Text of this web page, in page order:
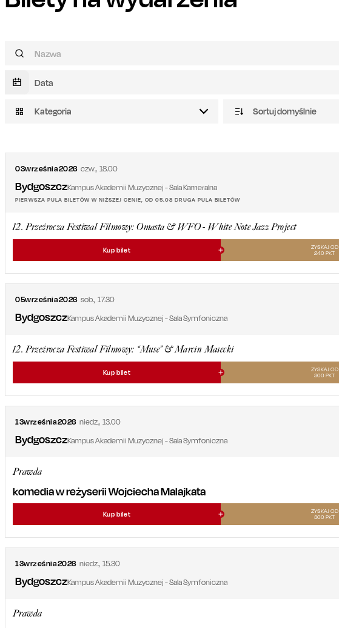
Kategoria Sortuj domyślnie
03września2026 czw., 18.00
BydgoszczKampus Akademii Muzycznej - Sala Kameralna
PIERWSZA PULA BILETÓW W NIŻSZEJ CENIE, OD 05.08 DRUGA PULA BILETÓW
12. Przeźrocza Festiwal Filmowy: Omasta & WFO - White Note Jazz Project
Kup bilet
ZYSKAJ OD
240 PKT
05września2026 sob., 17.30
BydgoszczKampus Akademii Muzycznej - Sala Symfoniczna
12. Przeźrocza Festiwal Filmowy: “Muse” & Marcin Masecki
Kup bilet
ZYSKAJ OD
300 PKT
13września2026 niedz., 13.00
BydgoszczKampus Akademii Muzycznej - Sala Symfoniczna
Prawda
komedia w reżyserii Wojciecha Malajkata
Kup bilet
ZYSKAJ OD
300 PKT
13września2026 niedz., 15.30
BydgoszczKampus Akademii Muzycznej - Sala Symfoniczna
Prawda